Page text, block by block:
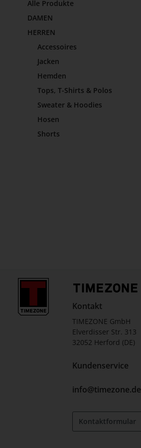
Alle Produkte
DAMEN
HERREN
Accessoires
Jacken
Hemden
Tops, T-Shirts & Polos
Sweater & Hoodies
Hosen
Shorts
Kontakt
TIMEZONE GmbH
Elverdisser Str. 313
32052 Herford (DE)
Kundenservice
info@timezone.de
Kontaktformular